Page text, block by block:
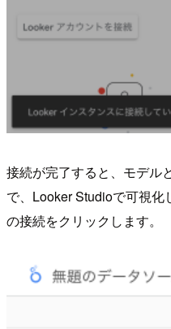
接続が完了すると、モデル
で、Looker Studioで可視
の接続をクリックします。